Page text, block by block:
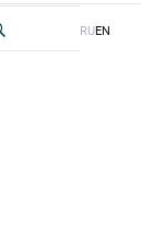
RUEN